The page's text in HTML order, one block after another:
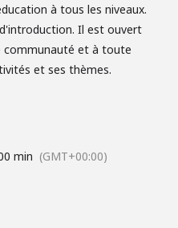
à tous les niveaux.
Il est ouvert
communauté et à toute
et ses thèmes.
min (GMT+00:00)